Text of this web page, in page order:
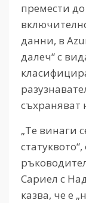
премести
данни, в
далеч“ с
съхраняват
„Те винаги
Сариел с
казва, че е